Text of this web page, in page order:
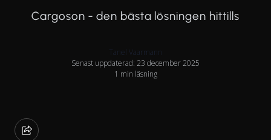
Cargoson - den bästa lösningen hittills
Tanel Vaarmann
Senast uppdaterad: 23 december 2025
1 min läsning